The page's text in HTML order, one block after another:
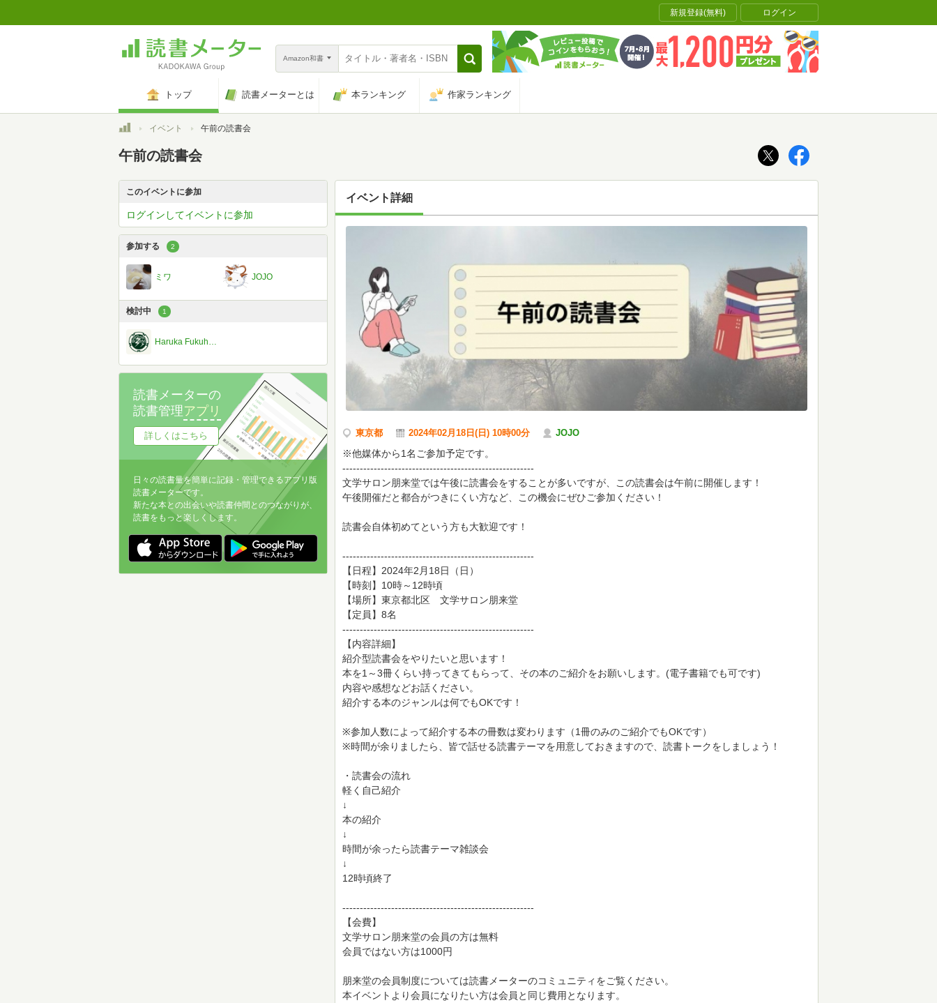
新規登録(無料) ログイン
Amazon和書
トップ 読書メーターとは 本ランキング 作家ランキング
トップイベント 午前の読書会
午前の読書会
このイベントに参加
ログインしてイベントに参加
参加する 2
ミワ JOJO
検討中 1
Haruka Fukuhara
読書メーターの
読書管理アプリ
詳しくはこちら
日々の読書量を簡単に記録・管理できるアプリ版
読書メーターです。
新たな本との出会いや読書仲間とのつながりが、
読書をもっと楽しくします。
イベント詳細
東京都 2024年02月18日(日) 10時00分 JOJO
※他媒体から1名ご参加予定です。
-------------------------------------------------------
文学サロン朋来堂では午後に読書会をすることが多いですが、この読書会は午前に開催します！
午後開催だと都合がつきにくい方など、この機会にぜひご参加ください！
読書会自体初めてという方も大歓迎です！
-------------------------------------------------------
【日程】2024年2月18日（日）
【時刻】10時～12時頃
【場所】東京都北区 文学サロン朋来堂
【定員】8名
-------------------------------------------------------
【内容詳細】
紹介型読書会をやりたいと思います！
本を1～3冊くらい持ってきてもらって、その本のご紹介をお願いします。(電子書籍でも可です)
内容や感想などお話ください。
紹介する本のジャンルは何でもOKです！
※参加人数によって紹介する本の冊数は変わります（1冊のみのご紹介でもOKです）
※時間が余りましたら、皆で話せる読書テーマを用意しておきますので、読書トークをしましょう！
・読書会の流れ
軽く自己紹介
↓
本の紹介
↓
時間が余ったら読書テーマ雑談会
↓
12時頃終了
-------------------------------------------------------
【会費】
文学サロン朋来堂の会員の方は無料
会員ではない方は1000円
朋来堂の会員制度については読書メーターのコミュニティをご覧ください。
本イベントより会員になりたい方は会員と同じ費用となります。